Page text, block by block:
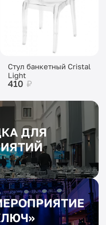
Стул банкетный Cristal
Light
410 ₽
ДЛЯ